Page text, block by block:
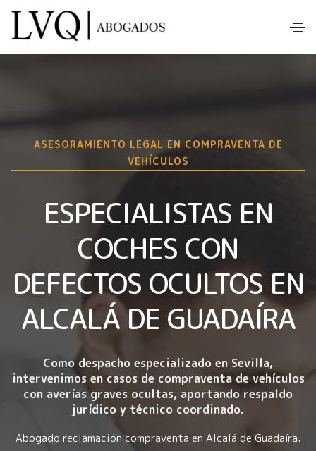
ASESORAMIENTO LEGAL EN COMPRAVENTA DE
VEHÍCULOS
ESPECIALISTAS EN
COCHES CON
DEFECTOS OCULTOS EN
ALCALÁ DE GUADAÍRA
Como despacho especializado en Sevilla,
intervenimos en casos de compraventa de vehículos
con averías graves ocultas, aportando respaldo
jurídico y técnico coordinado.
Abogado reclamación compraventa en Alcalá de Guadaíra.